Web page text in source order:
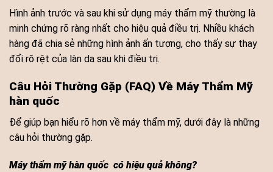
Hình ảnh trước và sau khi sử dụng máy thẩm mỹ thường là
minh chứng rõ ràng nhất cho hiệu quả điều trị. Nhiều khách
hàng đã chia sẻ những hình ảnh ấn tượng, cho thấy sự thay
đổi rõ rệt của làn da sau khi điều trị.
Câu Hỏi Thường Gặp (FAQ) Về Máy Thẩm Mỹ
hàn quốc
Để giúp bạn hiểu rõ hơn về máy thẩm mỹ, dưới đây là những
câu hỏi thường gặp.
Máy thẩm mỹ hàn quốc có hiệu quả không?